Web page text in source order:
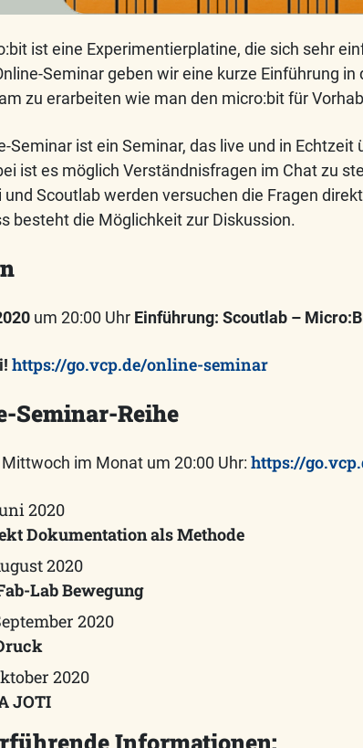
ist eine Experimentierplatine, die sich sehr
Seminar geben wir eine kurze Einführung in
zu erarbeiten wie man den micro:bit für
Seminar ist ein Seminar, das live und in
ist es möglich Verständnisfragen im Chat zu
Scoutlab werden versuchen die Fragen
besteht die Möglichkeit zur Diskussion.
um 20:00 Uhr Einführung: Scoutlab –
https://go.vcp.de/online-seminar
Seminar-Reihe
im Monat um 20:00 Uhr: https://
2020
Dokumentation als Methode
2020
Lab Bewegung
2020
2020
JOTI